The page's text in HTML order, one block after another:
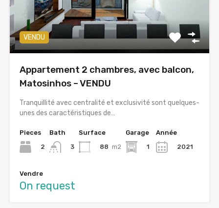
VENDU
Appartement 2 chambres, avec balcon,
Matosinhos – VENDU
Tranquillité avec centralité et exclusivité sont quelques-
unes des caractéristiques de…
Pieces
2
Bath
3
Surface
88 m2
Garage
1
Année
2021
Vendre
On request